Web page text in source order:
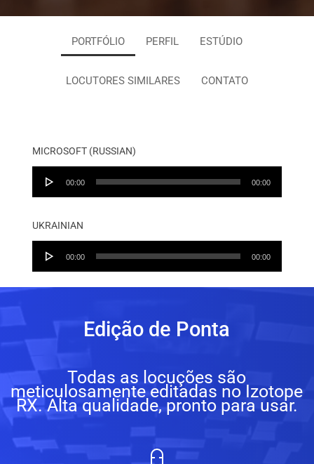
PORTFÓLIO PERFIL ESTÚDIO
LOCUTORES SIMILARES CONTATO
MICROSOFT (RUSSIAN)
Audio
00:00 00:00
UKRAINIAN
Audio
00:00 00:00
Edição de Ponta
Todas as locuções são
meticulosamente editadas no Izotope
RX. Alta qualidade, pronto para usar.